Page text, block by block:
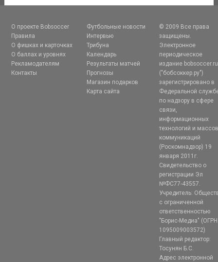
О проекте Bobsoccer
Правила
О фишках и карточках
О баллах и уровнях
Рекламодателям
Контакты
Футбольные новости
Интервью
Трибуна
Календарь
Результаты матчей
Прогнозы
Магазин подарков
Карта сайта
© 2009 Все права
защищены.
Электронное
периодическое
издание bobsoccer.ru
("бобсоккер.ру")
зарегистрировано в
Федеральной
по надзору в сфере
связи,
информационных
технологий и
коммуникаций
(Роскомнадзор) 19
января 2011г.
Свидетельство о
регистрации Эл
№ФС77-43557.
Учредитель:
с ограниченной
ответственностью
"Борис-Медиа" (ОГРН
1095009003572)
Главный редактор:
Тосунян Б.С.
Адрес электронной